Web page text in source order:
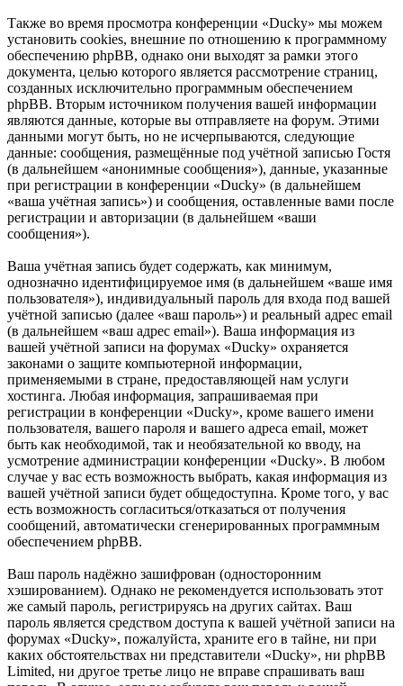
Также во время просмотра конференции «Ducky» мы можем
установить cookies, внешние по отношению к программному
обеспечению phpBB, однако они выходят за рамки этого
документа, целью которого является рассмотрение страниц,
созданных исключительно программным обеспечением
phpBB. Вторым источником получения вашей информации
являются данные, которые вы отправляете на форум. Этими
данными могут быть, но не исчерпываются, следующие
данные: сообщения, размещённые под учётной записью Гостя
(в дальнейшем «анонимные сообщения»), данные, указанные
при регистрации в конференции «Ducky» (в дальнейшем
«ваша учётная запись») и сообщения, оставленные вами после
регистрации и авторизации (в дальнейшем «ваши
сообщения»).
Ваша учётная запись будет содержать, как минимум,
однозначно идентифицируемое имя (в дальнейшем «ваше имя
пользователя»), индивидуальный пароль для входа под вашей
учётной записью (далее «ваш пароль») и реальный адрес email
(в дальнейшем «ваш адрес email»). Ваша информация из
вашей учётной записи на форумах «Ducky» охраняется
законами о защите компьютерной информации,
применяемыми в стране, предоставляющей нам услуги
хостинга. Любая информация, запрашиваемая при
регистрации в конференции «Ducky», кроме вашего имени
пользователя, вашего пароля и вашего адреса email, может
быть как необходимой, так и необязательной ко вводу, на
усмотрение администрации конференции «Ducky». В любом
случае у вас есть возможность выбрать, какая информация из
вашей учётной записи будет общедоступна. Кроме того, у вас
есть возможность согласиться/отказаться от получения
сообщений, автоматически сгенерированных программным
обеспечением phpBB.
Ваш пароль надёжно зашифрован (односторонним
хэшированием). Однако не рекомендуется использовать этот
же самый пароль, регистрируясь на других сайтах. Ваш
пароль является средством доступа к вашей учётной записи на
форумах «Ducky», пожалуйста, храните его в тайне, ни при
каких обстоятельствах ни представители «Ducky», ни phpBB
Limited, ни другое третье лицо не вправе спрашивать ваш